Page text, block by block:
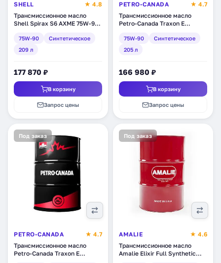
SHELL
★ 4.8
Трансмиссионное масло
Shell Spirax S6 AXME 75W-90,
(550027907)
75W-90
Синтетическое
209 л
177 870 ₽
В корзину
Запрос цены
PETRO-CANADA
★ 4.7
Трансмиссионное масло
Petro-Canada Traxon E
синтетическое, 205 л
(TRE759DRM)
75W-90
Синтетическое
205 л
166 980 ₽
В корзину
Запрос цены
Под заказ
PETRO-CANADA
★ 4.7
Трансмиссионное масло
Petro-Canada Traxon E
Под заказ
AMALIE
★ 4.6
Трансмиссионное масло
Amalie Elixir Full Synthetic